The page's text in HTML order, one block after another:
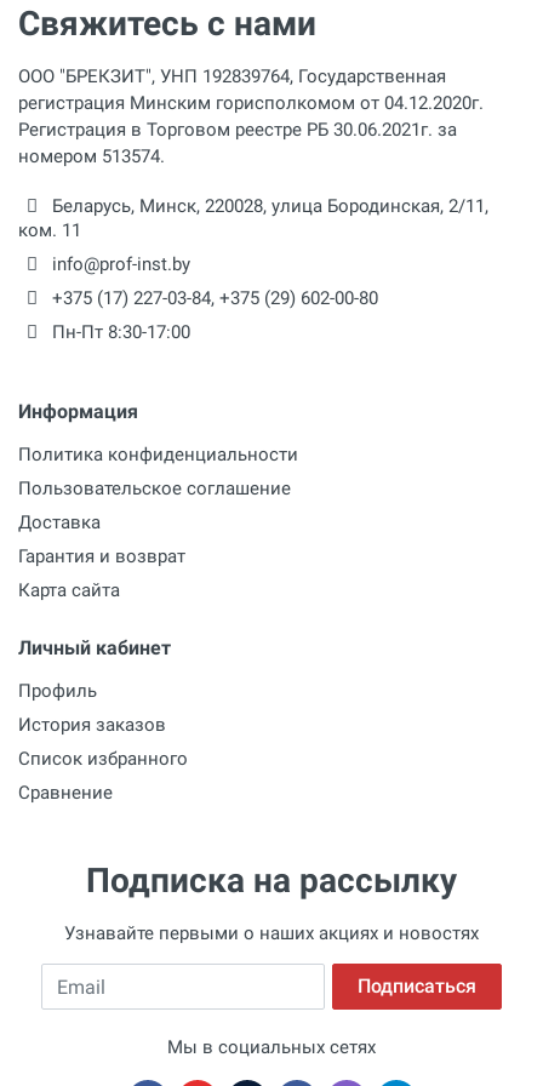
Свяжитесь с нами
ООО "БРЕКЗИТ", УНП 192839764, Государственная
регистрация Минским горисполкомом от 04.12.2020г.
Регистрация в Торговом реестре РБ 30.06.2021г. за
номером 513574.
Беларусь, Минск, 220028, улица Бородинская, 2/11,
ком. 11
info@prof-inst.by
+375 (17) 227-03-84, +375 (29) 602-00-80
Пн-Пт 8:30-17:00
Информация
Политика конфиденциальности
Пользовательское соглашение
Доставка
Гарантия и возврат
Карта сайта
Личный кабинет
Профиль
История заказов
Список избранного
Сравнение
Подписка на рассылку
Узнавайте первыми о наших акциях и новостях
Email Подписаться
Мы в социальных сетях